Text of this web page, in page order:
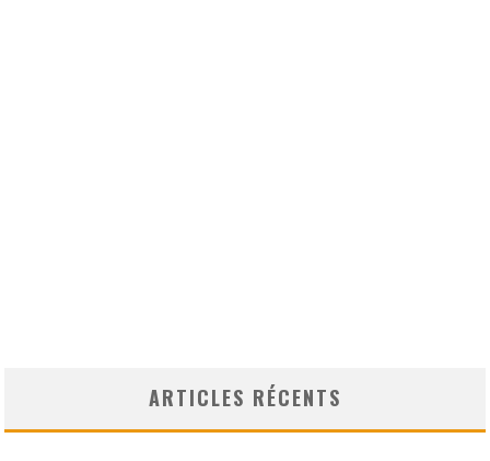
ARTICLES RÉCENTS